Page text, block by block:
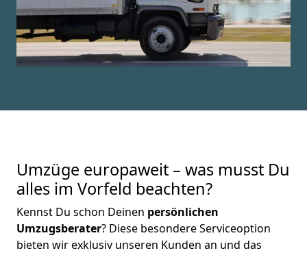
Umzüge europaweit – was musst Du
alles im Vorfeld beachten?
Kennst Du schon Deinen persönlichen
Umzugsberater? Diese besondere Serviceoption
bieten wir exklusiv unseren Kunden an und das